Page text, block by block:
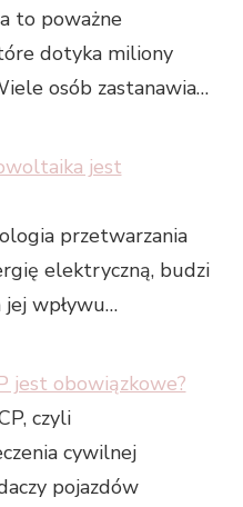
to poważne
dotyka miliony
osób zastanawia…
jest
przetwarzania
elektryczną, budzi
wpływu…
jest obowiązkowe?
czyli
cywilnej
pojazdów